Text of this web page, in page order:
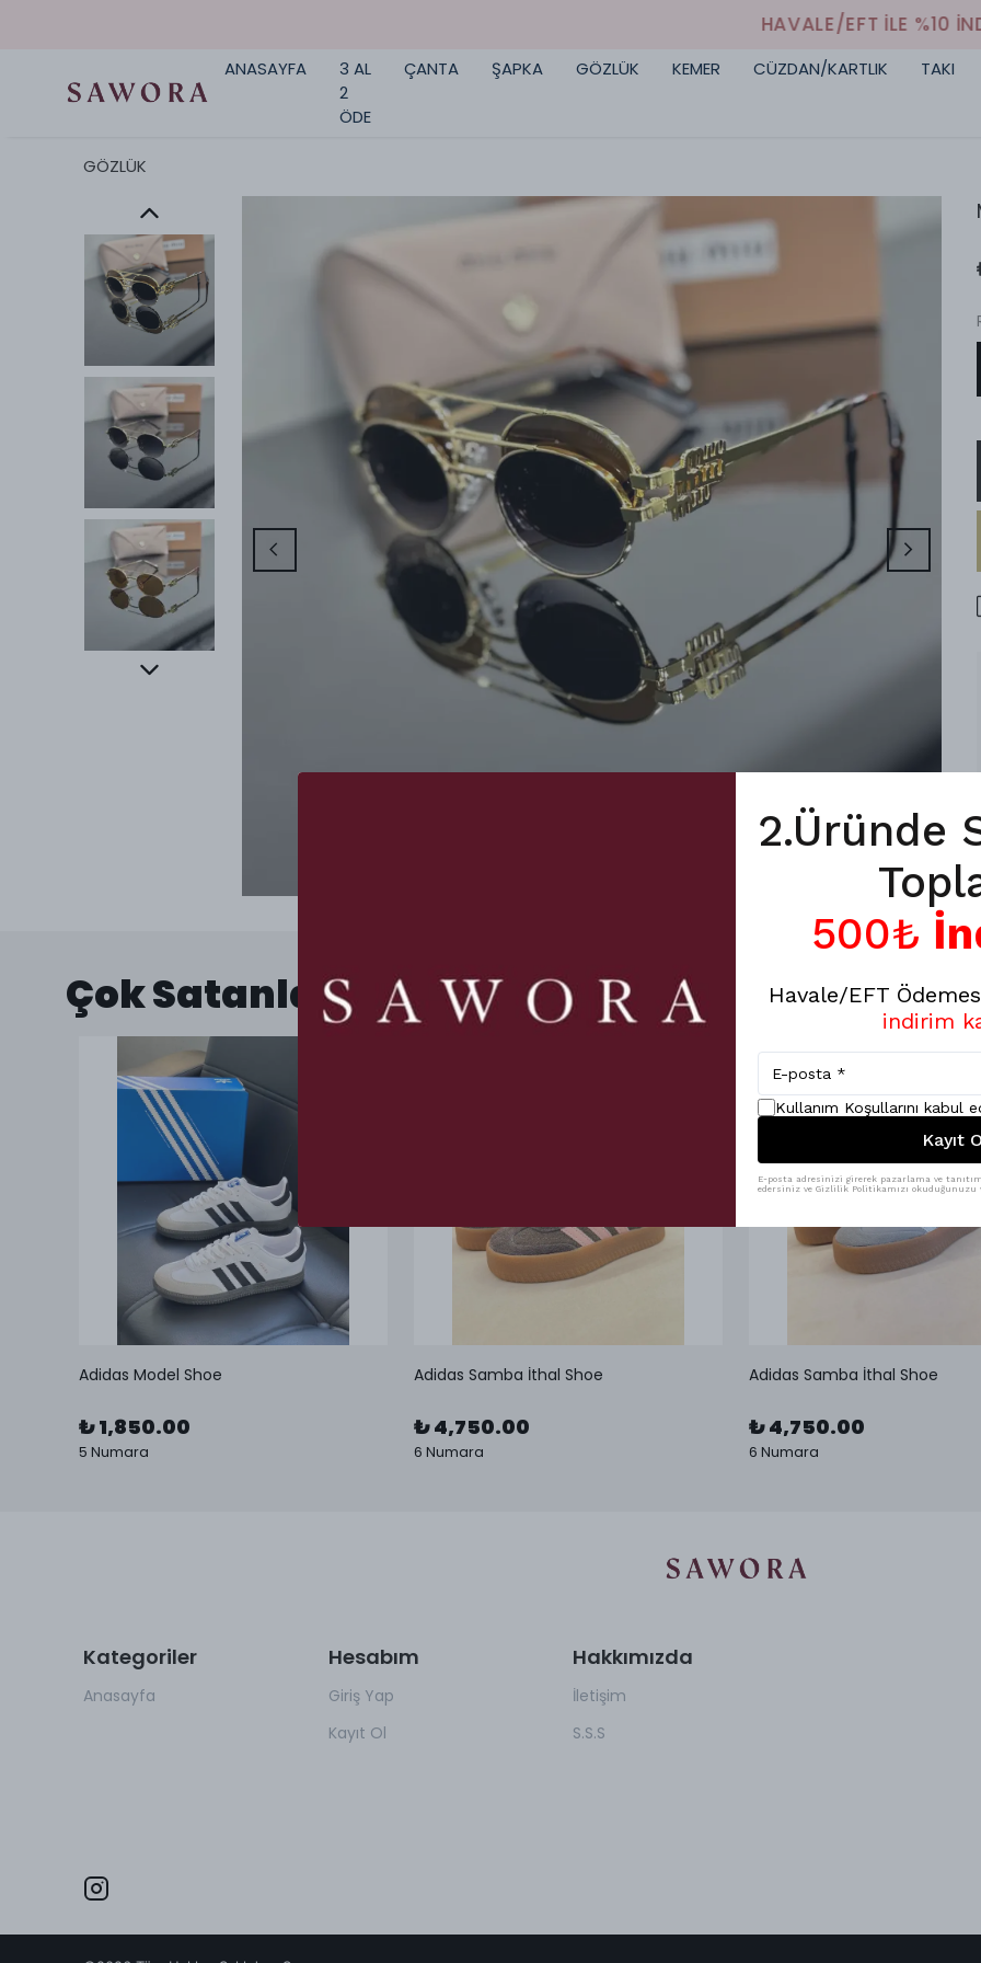
HAVALE/EFT İLE %10 İNDİRİM
ANASAYFA
3 AL
2
ÖDE
ÇANTA ŞAPKA GÖZLÜK KEMER CÜZDAN/KARTLIK TAKI
GÖZLÜK
Çok Satanlar
Adidas Model Shoe
₺ 1,850.00
5 Numara
Adidas Samba İthal Shoe
₺ 4,750.00
6 Numara
Adidas Samba İthal Shoe
₺ 4,750.00
6 Numara
Kategoriler
Anasayfa
Hesabım
Giriş Yap
Kayıt Ol
Hakkımızda
İletişim
S.S.S
2.Üründe
500₺
Havale/EFT
indirim
Kullanım Koşullarını kabul
Kayıt
E-posta adresinizi girerek pazarlama ve
edersiniz ve Gizlilik Politikamızı okuduğunuzu